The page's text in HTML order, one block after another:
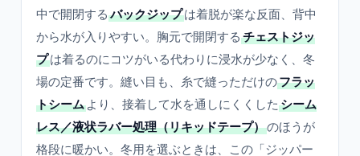
中で開閉する バックジップは着脱が楽な反面、背中
から水が入りやすい。胸元で開閉する チェストジッ
プは着るのにコツがいる代わりに浸水が少なく、冬
場の定番です。縫い目も、糸で縫っただけのフラッ
トシーム より、接着して水を通しにくくした シーム
レス／液状ラバー処理（リキッドテープ）のほうが
格段に暖かい。冬用を選ぶときは、この「ジッパー